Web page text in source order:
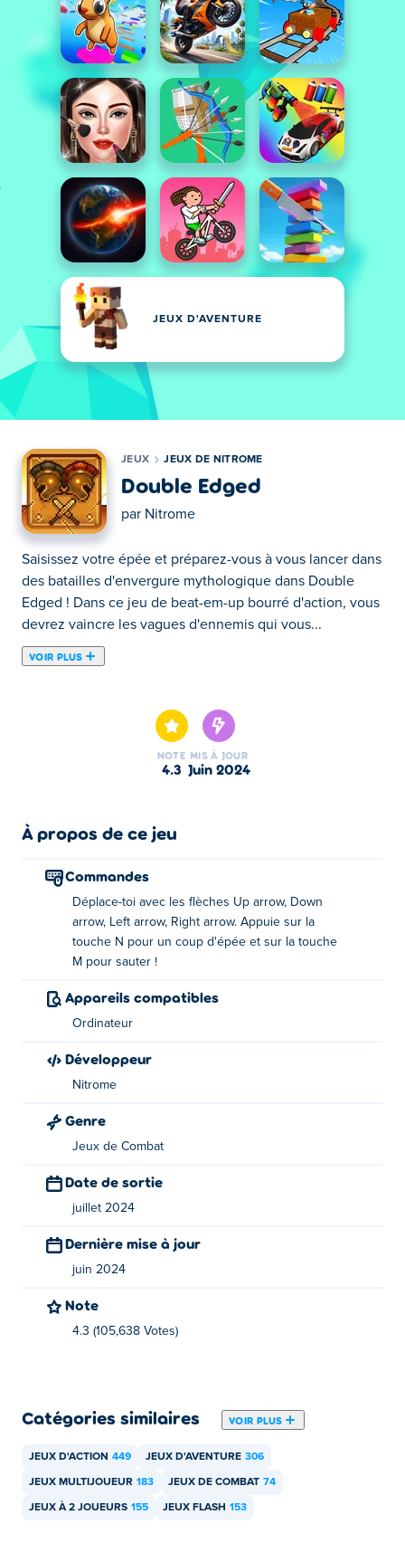
JEUX D'AVENTURE
JEUX JEUX DE NITROME
Double Edged
par Nitrome
Saisissez votre épée et préparez-vous à vous lancer dans
des batailles d'envergure mythologique dans Double
Edged ! Dans ce jeu de beat-em-up bourré d'action, vous
devrez vaincre les vagues d'ennemis qui vous...
VOIR PLUS
Edged ! Dans ce jeu de beat-em-up bourré d'action, vous
devrez vaincre les vagues d'ennemis qui vous assaillent
avec votre fidèle épée. Attention cependant ! Les
les frapper ! Vous avez un ami dans le coin ? Vous
vaincre les 12 niveaux ! Êtes-vous le vrai spartiate qui
peut battre Double Edged ?
Comment jouer à Double Edged?
Utilisez les touches fléchées pour vous déplacer
!
Utilisez la touche N pour trancher votre épée!
Utilisez la touche M pour sauter!
Comment jouer à Double Edged gratuitement ?
Vous pouvez jouer à Double Edged gratuitement sur
Poki.
ordinateur de bureau?
Oui ! Double Edged est un jeu multijoueur local, vous
pouvez donc jouer avec votre ami sur le même
ordinateur !
NOTE
4.3
MIS À JOUR
juin 2024
À propos de ce jeu
Commandes
Déplace-toi avec les flèches Up arrow, Down
arrow, Left arrow, Right arrow. Appuie sur la
touche N pour un coup d'épée et sur la touche
M pour sauter !
Appareils compatibles
Ordinateur
Développeur
Nitrome
Genre
Jeux de Combat
Date de sortie
juillet 2024
Dernière mise à jour
juin 2024
Note
4.3 (105,638 Votes)
Catégories similaires VOIR PLUS
JEUX D'ACTION 449 JEUX D'AVENTURE 306
JEUX MULTIJOUEUR 183 JEUX DE COMBAT 74
JEUX À 2 JOUEURS 155 JEUX FLASH 153